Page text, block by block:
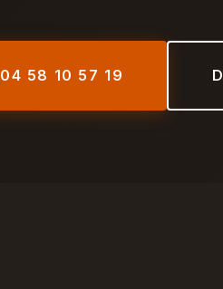
04 58 10 57 19